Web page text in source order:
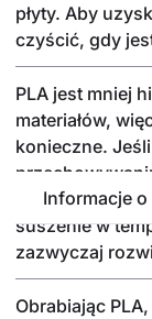
Informacje
płyty. Aby
czyścić, gdy
PLA jest mniej
materiałów,
konieczne.
pęcherzyków
suszenie w
zazwyczaj
Obrabiając